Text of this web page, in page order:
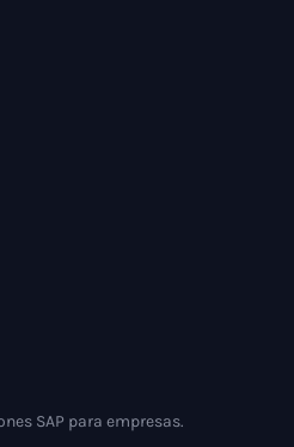
SAP para empresas.